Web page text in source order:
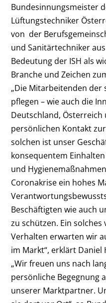
Bundesinnungsmeister
Lüftungstechniker
von der
und Sanitärtechniker
Bedeutung der ISH als
Branche und Zeichen
„Die Mitarbeitenden
pflegen – wie auch die
Deutschland,
persönlichen Kontakt
solchen ist unser
konsequentem
und
Coronakrise ein hohes
Beschäftigten wie auch
zu schützen. Ein
Verhalten erwarten wir
im Markt“, erklärt Daniel
„Wir freuen uns nach
persönliche Begegnung
unserer Marktpartner.